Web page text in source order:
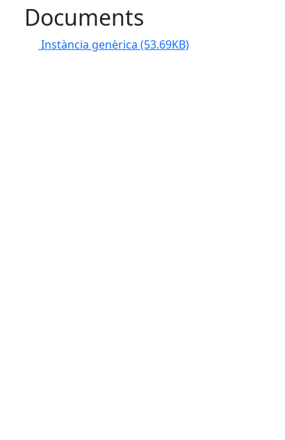
Documents
Instància genèrica (53.69KB)